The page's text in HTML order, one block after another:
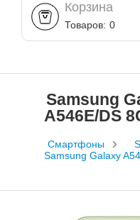
Корзина
Товаров: 0
Samsung
A546E/DS
Смартфоны
Samsung Galaxy